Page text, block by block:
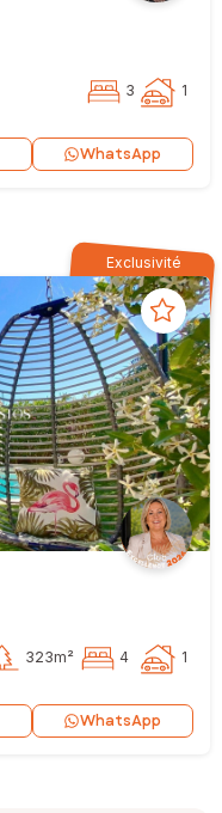
3 1
WhatsApp
Exclusivité
323m² 4 1
WhatsApp